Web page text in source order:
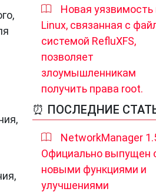
Новая уязвимость
Linux, связанная с
системой RefluXFS,
позволяет
злоумышленникам
получить права root.
⏰ ПОСЛЕДНИЕ
NetworkManager
Официально выпущен
новыми функциями и
улучшениями